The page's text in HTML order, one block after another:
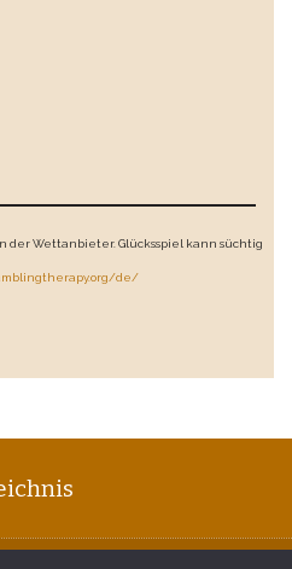
der Wettanbieter. Glücksspiel kann süchtig
de/